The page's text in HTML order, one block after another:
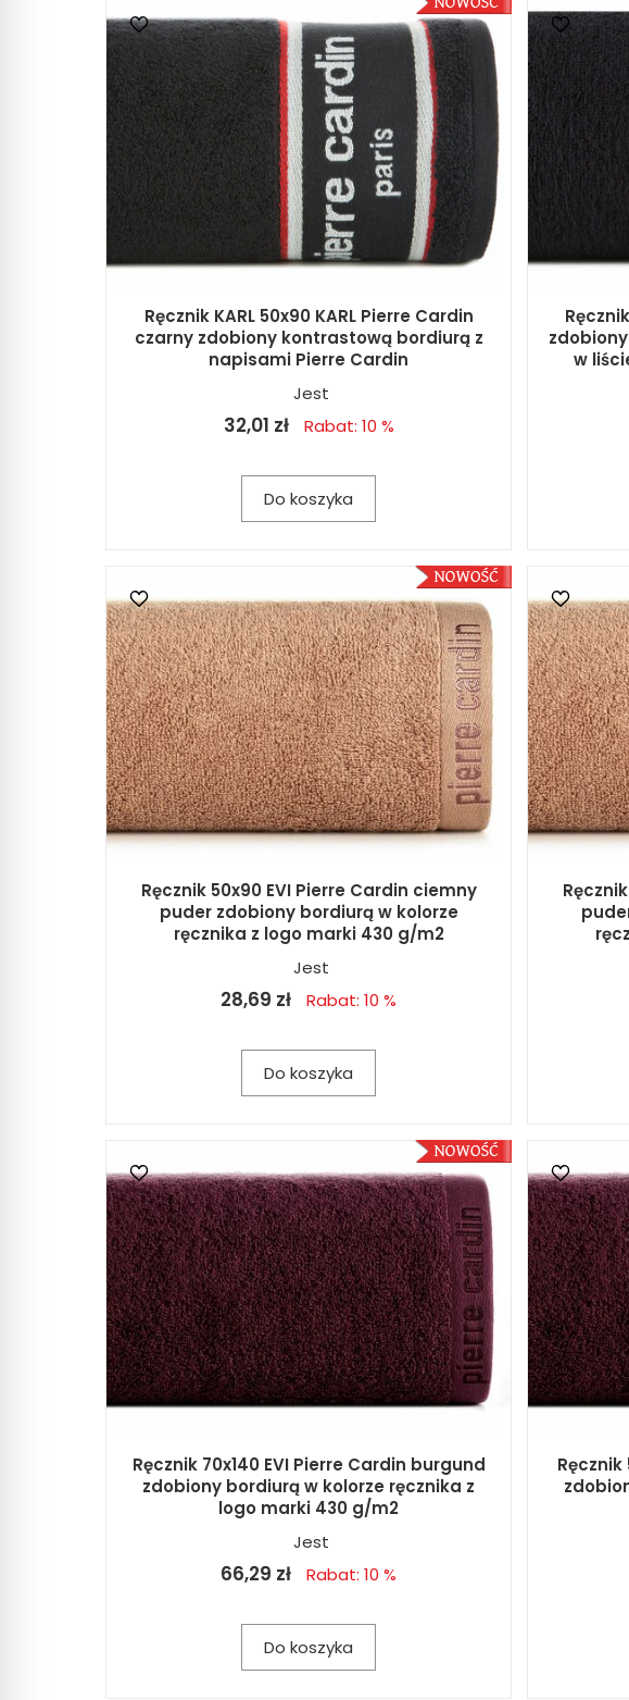
Ręcznik KARL 50x90 KARL Pierre Cardin
czarny zdobiony kontrastową bordiurą z
napisami Pierre Cardin
Jest
32,01 zł Rabat: 10 %
Do koszyka
w
Ręcznik 50x90 EVI Pierre Cardin ciemny
puder zdobiony bordiurą w kolorze
ręcznika z logo marki 430 g/m2
Jest
28,69 zł Rabat: 10 %
Do koszyka
Ręcznik 70x140 EVI Pierre Cardin burgund
zdobiony bordiurą w kolorze ręcznika z
logo marki 430 g/m2
Jest
66,29 zł Rabat: 10 %
Do koszyka